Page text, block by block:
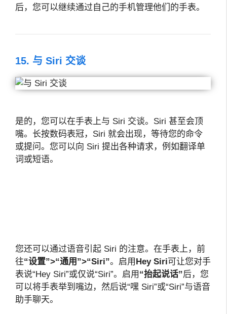
后，您可以继续通过自己的手机管理他们的手表。
15. 与 Siri 交谈
是的，您可以在手表上与 Siri 交谈。Siri 甚至会顶
嘴。长按数码表冠，Siri 就会出现，等待您的命令
或提问。您可以向 Siri 提出各种请求，例如翻译单
词或短语。
您还可以通过语音引起 Siri 的注意。在手表上，前
往“设置”>“通用”>“Siri”。启用 Hey Siri可让您对手
表说“Hey Siri”或仅说“Siri”。启用 “抬起说话”后，您
可以将手表举到嘴边，然后说“嘿 Siri”或“Siri”与语音
助手聊天。